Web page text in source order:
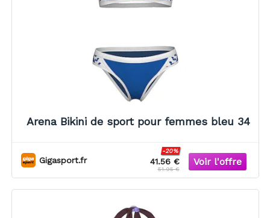
Arena Bikini de sport pour femmes bleu 34
Gigasport.fr 41.56 €
-20%
51.95 €